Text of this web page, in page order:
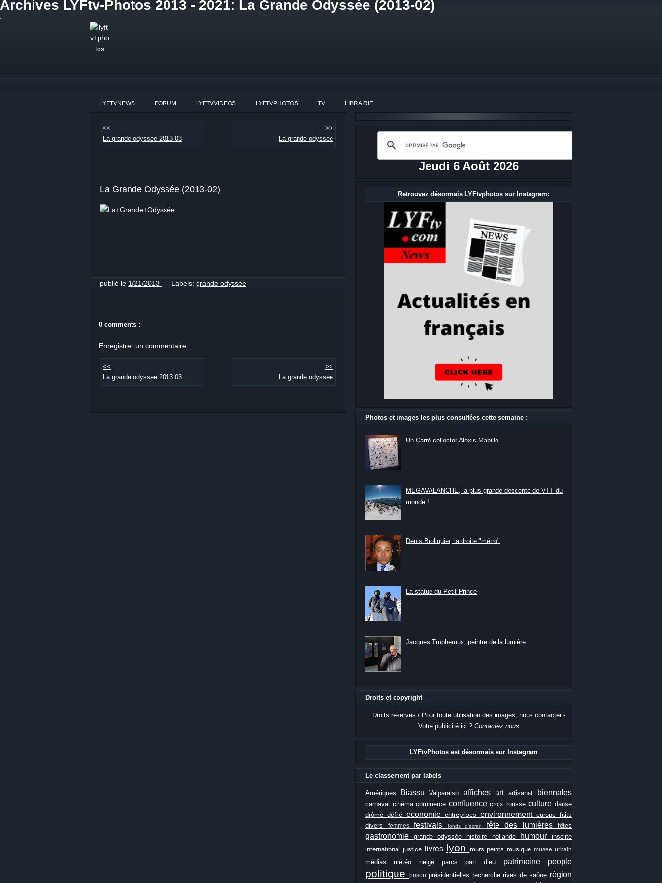
Archives LYFtv-Photos 2013 - 2021: La Grande Odyssée (2013-02)
LYFTVNEWS FORUM LYFTVVIDEOS LYFTVPHOTOS TV LIBRAIRIE
<<
La grande odyssee 2013 03
>>
La grande odyssee
La Grande Odyssée (2013-02)
publié le 1/21/2013 Labels: grande odyssée
0 comments :
Enregistrer un commentaire
<<
La grande odyssee 2013 03
>>
La grande odyssee
Jeudi 6 Août 2026
Retrouvez désormais LYFtvphotos sur Instagram:
Photos et images les plus consultées cette semaine :
Un Carré collector Alexis Mabille
MEGAVALANCHE, la plus grande descente de VTT du
monde !
Denis Broliquier, la droite "métro"
La statue du Petit Prince
Jacques Truphemus, peintre de la lumière
Droits et copyright
Droits réservés / Pour toute utilisation des images, nous contacter-
Votre publicité ici ? Contactez nous
LYFtvPhotos est désormais sur Instagram
Le classement par labels
Amériques BiassuValparaiso affiches art artisanat biennales
carnaval cinémacommerce confluencecroix rousseculturedanse
drôme défilé economie entreprises environnement europe faits
divers
femmes festivals fonds d'écran fête des lumières fêtes
gastronomie grande odyssée histoire hollande humourinsolite
international justice livres lyon murs peintsmusiquemusée urbain
médiasmétéo neigeparcs part dieu patrimoine people
politique prison présidentielles rechercherives de saône région